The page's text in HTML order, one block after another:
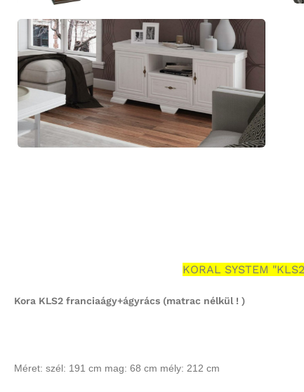
KORAL SYSTEM
Kora KLS2 franciaágy+ágyrács (matrac nélkül ! )
Méret: szél: 191 cm mag: 68 cm mély: 212 cm